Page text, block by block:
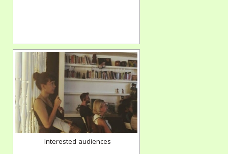
Interested audiences